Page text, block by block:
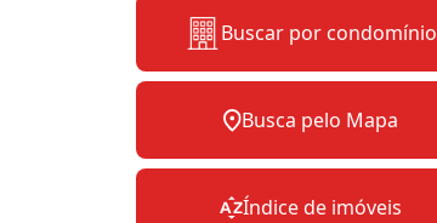
Buscar por condomínio
Busca pelo Mapa
Índice de imóveis